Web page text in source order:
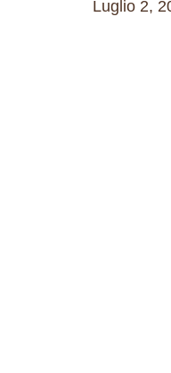
Luglio 2,